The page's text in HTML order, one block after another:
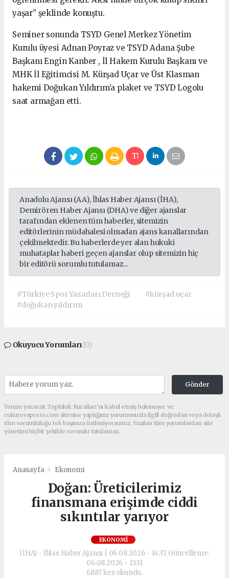
yaşar” şeklinde konuştu.
Seminer sonunda TSYD Genel Merkez Yönetim
Kurulu üyesi Adnan Poyraz ve TSYD Adana Şube
Başkanı Engin Kanber , İl Hakem Kurulu Başkanı ve
MHK İl Eğitimcisi M. Kürşad Uçar ve Üst Klasman
hakemi Doğukan Yıldırım’a plaket ve TSYD Logolu
saat armağan etti.
Anadolu Ajansı (AA), İhlas Haber Ajansı (İHA),
Demirören Haber Ajansı (DHA) ve diğer ajanslar
tarafından eklenen tüm haberler, sitemizin
editörlerinin müdahalesi olmadan ajans kanallarından
çekilmektedir. Bu haberlerde yer alan hukuki
muhataplar haberi geçen ajanslar olup sitemizin hiç
bir editörü sorumlu tutulamaz...
#Türkiye Spor Yazarları Derneği
#kürşad uçar
#doğukan yıldırım
Okuyucu Yorumları(0)
Gönder
Yorum yazarak Topluluk Kuralları’nı kabul etmiş bulunuyor ve
cukurovapress.com sitesine yaptığınız yorumunuzla ilgili doğrudan veya dolaylı
tüm sorumluluğu tek başınıza üstleniyorsunuz. Yazılan tüm yorumlardan site
yönetimi hiçbir şekilde sorumlu tutulamaz.
Anasayfa Ekonomi
Doğan: Üreticilerimiz
finansmana erişimde ciddi
sıkıntılar yarıyor
EKONOMI
(İHA) - İhlas Haber Ajansı | 06.08.2026 - 14:37, Güncelleme:
06.08.2026 - 15:31
6887 kez okundu.